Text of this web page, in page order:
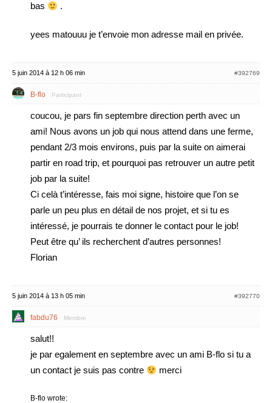
bas .
yees matouuu je t’envoie mon adresse mail en privée.
5 juin 2014 à 12 h 06 min #392769
B-flo Participant
coucou, je pars fin septembre direction perth avec un
ami! Nous avons un job qui nous attend dans une ferme,
pendant 2/3 mois environs, puis par la suite on aimerai
partir en road trip, et pourquoi pas retrouver un autre petit
job par la suite!
Ci celà t’intéresse, fais moi signe, histoire que l’on se
parle un peu plus en détail de nos projet, et si tu es
intéressé, je pourrais te donner le contact pour le job!
Peut être qu’ ils recherchent d’autres personnes!
Florian
5 juin 2014 à 13 h 05 min #392770
fabdu76 Membre
salut!!
je par egalement en septembre avec un ami B-flo si tu a
un contact je suis pas contre
merci
B-flo wrote: